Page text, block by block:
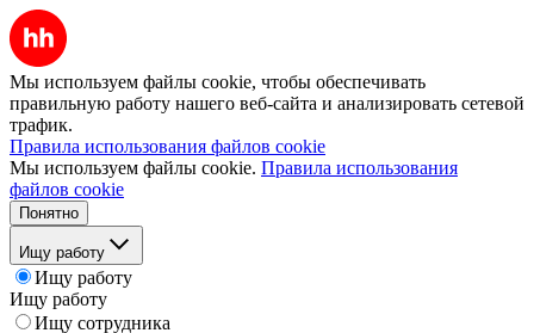
Мы используем файлы cookie, чтобы обеспечивать
правильную работу нашего веб-сайта и анализировать сетевой
трафик.
Правила использования файлов cookie
Мы используем файлы cookie. Правила использования
файлов cookie
Понятно
Ищу работу
Ищу работу
Ищу работу
Ищу сотрудника